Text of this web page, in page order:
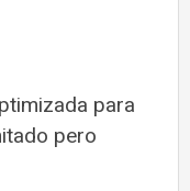
para
pero